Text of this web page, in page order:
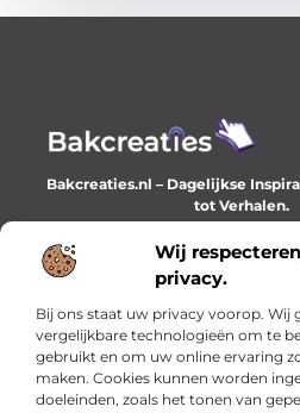
Wij
privacy.
Bij ons staat uw privacy voorop. Wij
vergelijkbare technologieën om te
gebruikt en om uw online ervaring
maken. Cookies kunnen worden
doeleinden, zoals het tonen van
Bakcreaties.nl – Dagelijkse
tot Verhalen.
Ontdek unieke en creatieve
verrijken en
Onze informatie